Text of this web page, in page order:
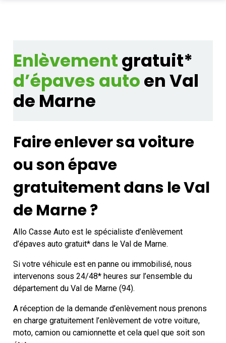
Acheter
ENLÈVEMENT EPAVE
ALLO CASSE AUTO
SUR PLACE
ASSURANCE
CONTACT
Aide
Mon compte
Appelez-nous
01 60 48 23 09
Enlèvementgratuit*
d’épaves autoen Val
de Marne
Faire enlever sa voiture
ou son épave
gratuitement dans le Val
de Marne ?
Allo Casse Auto est le spécialiste d’enlèvement
d’épaves auto gratuit* dans le Val de Marne.
Si votre véhicule est en panne ou immobilisé, nous
intervenons sous 24/48* heures sur l’ensemble du
département du Val de Marne (94).
A réception de la demande d’enlèvement nous prenons
en charge gratuitement l’enlèvement de votre voiture,
moto, camion ou camionnette et cela quel que soit son